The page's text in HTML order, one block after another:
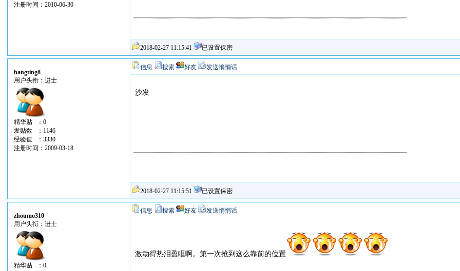
注册时间：2010-06-30
2018-02-27 11:15:41 已设置保密
hangting8
用户头衔：进士
精华贴 ：0
发贴数 ：1146
经验值 ：3330
注册时间：2009-03-18
信息 搜索 好友 发送悄悄话
沙发
2018-02-27 11:15:51 已设置保密
zhoumo310
用户头衔：进士
精华贴 ：0
信息 搜索 好友 发送悄悄话
激动得热泪盈眶啊。第一次抢到这么靠前的位置